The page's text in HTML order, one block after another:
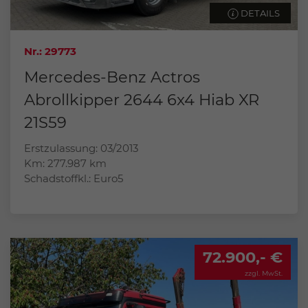
DETAILS
Nr.: 29773
Mercedes-Benz Actros
Abrollkipper 2644 6x4 Hiab XR
21S59
Erstzulassung: 03/2013
Km: 277.987 km
Schadstoffkl.: Euro5
72.900,- €
zzgl. MwSt.